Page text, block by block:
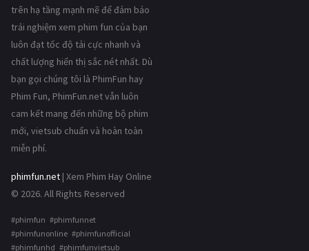
trên hạ tầng mạnh mẽ để đảm bảo
trải nghiệm xem phim fun của bạn
luôn đạt tốc độ tải cực nhanh và
chất lượng hiển thị sắc nét nhất. Dù
bạn gọi chúng tôi là PhimFun hay
Phim Fun, PhimFun.net vẫn luôn
cam kết mang đến những bộ phim
mới, vietsub chuẩn và hoàn toàn
miễn phí.
phimfun.net | Xem Phim Hay Online
© 2026. All Rights Reserved
#phimfun #phimfunnet
#phimfunonline #phimfunofficial
#phimfunhd #phimfunvietsub